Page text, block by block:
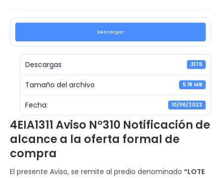
Descargar
Descargas 3176
Tamaño del archivo 5.18 MB
Fecha: 10/06/2022
4EIA1311 Aviso N°310 Notificación de
alcance a la oferta formal de
compra
El presente Aviso, se remite al predio denominado “LOTE